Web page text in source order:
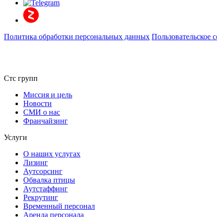
Политика обработки персональных данных Пользовательское
Стс групп
Миссия и цель
Новости
СМИ о нас
Франчайзинг
Услуги
О наших услугах
Лизинг
Аутсорсинг
Обвалка птицы
Аутстаффинг
Рекрутинг
Временный персонал
Аренда персонала